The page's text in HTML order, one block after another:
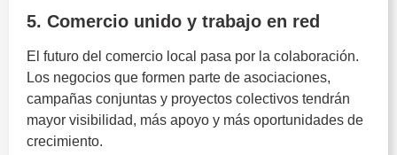
5. Comercio unido y trabajo en red
El futuro del comercio local pasa por la colaboración.
Los negocios que formen parte de asociaciones,
campañas conjuntas y proyectos colectivos tendrán
mayor visibilidad, más apoyo y más oportunidades de
crecimiento.